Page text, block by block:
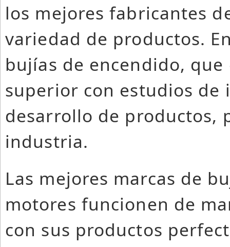
los mejores fabricantes
variedad de productos.
bujías de encendido,
superior con estudios de
desarrollo de productos,
industria.
Las mejores marcas de
motores funcionen de
con sus productos